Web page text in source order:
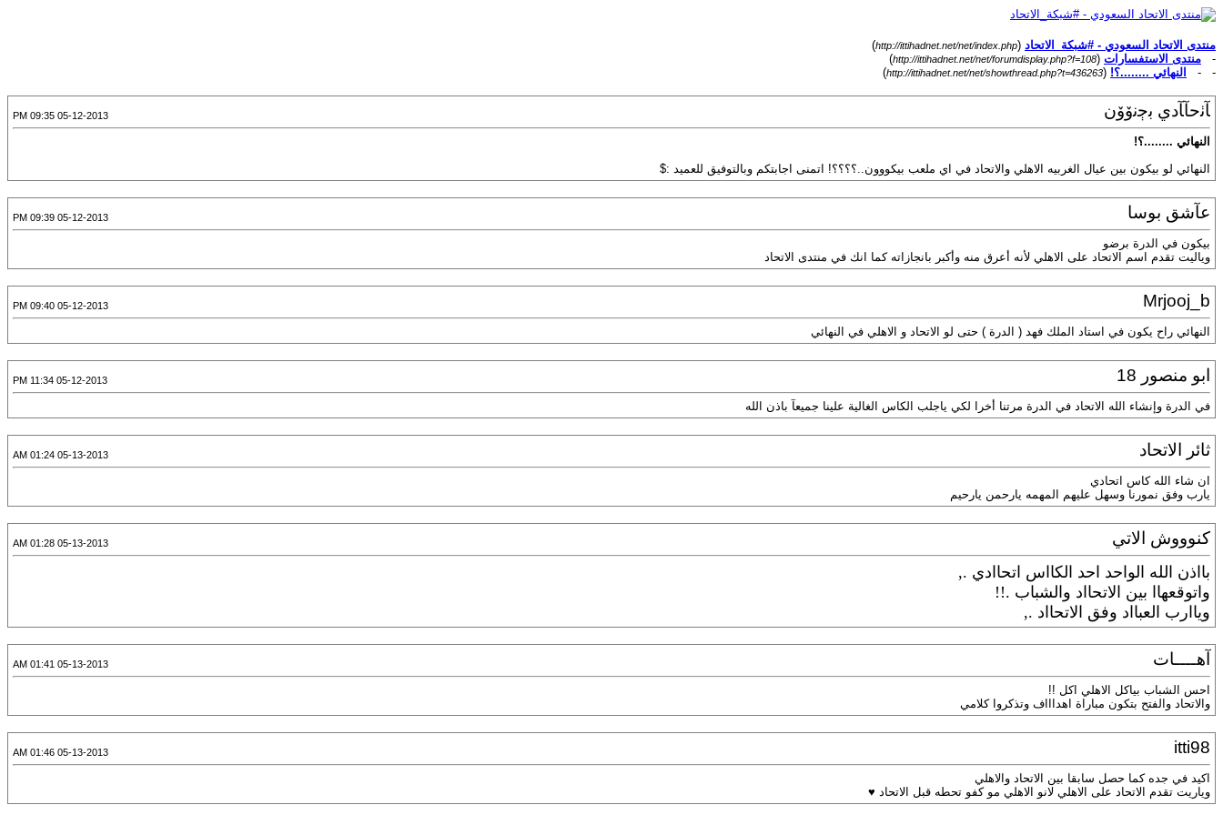
منتدى الاتحاد السعودي - #شبكة_الاتحاد (
http://ittihadnet.net/net/index.php
)
- منتدى الاستفسارات (
http://ittihadnet.net/net/forumdisplay.php?f=108
)
- -
النهائي ........؟! (
http://ittihadnet.net/net/showthread.php?t=436263
)
ﺂﭠﺣﺂﺂدي ﺑﭴﻧۆۆن 05-12-2013 09:35 PM
النهائي ........؟!
النهائي لو بيكون بين عيال الغربيه الاهلي والاتحاد في اي ملعب بيكووون..؟؟؟؟! اتمنى اجابتكم وبالتوفيق للعميد :$
عآشق بوسا 05-12-2013 09:39 PM
بيكون في الدرة برضو
وياليت تقدم اسم الاتحاد على الاهلي لأنه أعرق منه وأكبر بانجازاته كما انك في منتدى الاتحاد
Mrjooj_b
05-12-2013 09:40 PM
النهائي راح يكون في استاد الملك فهد ( الدرة ) حتى لو الاتحاد و الاهلي في النهائي
ابو منصور 18 05-12-2013 11:34 PM
في الدرة وإنشاء الله الاتحاد في الدرة مرتنا أخرا لكي ياجلب الكاس الغالية علينا جميعآ باذن الله
ثائر الاتحاد 05-13-2013 01:24 AM
ان شاء الله كاس اتحادي
يارب وفق نمورنا وسهل عليهم المهمه يارحمن يارحيم
كنوووش الاتي 05-13-2013 01:28 AM
بااذن الله الواحد احد الكااس اتحاادي .,
واتوقعهاا بين الاتحااد والشباب .!!
وياارب العبااد وفق الاتحااد .,
آهــــات 05-13-2013 01:41 AM
احس الشباب بياكل الاهلي اكل !!
والاتحاد والفتح بتكون مباراة اهداااف وتذكروا كلامي
itti98
05-13-2013 01:46 AM
اكيد في جده كما حصل سابقا بين الاتحاد والاهلي
وياريت تقدم الاتحاد على الاهلي لانو الاهلي مو كفو تحطه قبل الاتحاد ♥